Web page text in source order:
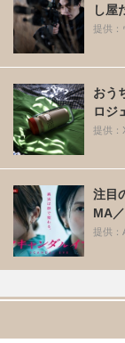
し屋
提供：
おう
ロジ
提供：
注目
MA
提供：